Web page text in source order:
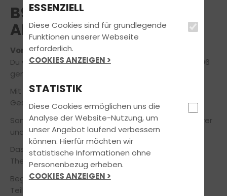
B96 TAGESSEMINAR
ANHÄNGER
Voraussichtlicher Termin am 18.07.2026
Du willst Anhänger fahren ohne Prüfung? Dann ist B96
genau das Richtige für Dich!
Mit B96 darft Du ein Gespann mit einer zulässigen
Gesamtmasse bis 4250 KG fahren.
Somit ist der Führerschein ideal für Wohnwagenfahrer
und Anhänger im Hobbybereich.
Das Seminar ist ein Tagessemniar, bestehend aus
Theorie und Praxis.
Beginn ist um 09:00 Uhr. Das Ende richtet sich nach
Teilnehmerzahl*.
ESSENZIELL
Diese Cookies sind für grundlegende
Funktionen unserer Webseite
erforderlich.
COOKIES ANZEIGEN >
STATISTIK
Diese Cookies ermöglichen uns die
Analyse der Website-Nutzung, um
unser Angebot laufend verbessern
können. Hierfür möchten wir
statistische Informationen ohne
Personenbezug erheben.
COOKIES ANZEIGEN >